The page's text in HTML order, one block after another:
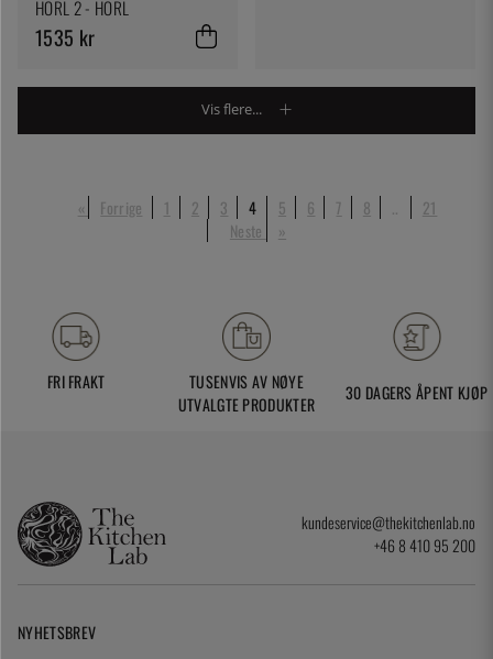
HORL 2 - HORL
1535 kr
Vis flere...
« Forrige 1 2 3 4 5 6 7 8
21
Neste
»
FRI FRAKT
TUSENVIS AV NØYE
UTVALGTE PRODUKTER
30 DAGERS ÅPENT KJØP
kundeservice@thekitchenlab.no
+46 8 410 95 200
NYHETSBREV